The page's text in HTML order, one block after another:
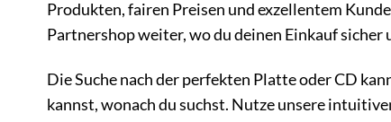
Produkten, fairen Preisen und exzellentem
Partnershop weiter, wo du deinen Einkauf sicher
Die Suche nach der perfekten Platte oder CD
kannst, wonach du suchst. Nutze unsere